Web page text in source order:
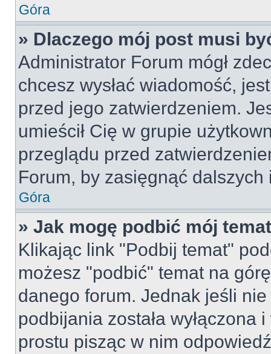
Góra
» Dlaczego mój post musi
Administrator Forum mógł
chcesz wysłać wiadomość,
przed jego zatwierdzeniem.
umieścił Cię w grupie
przeglądu przed
Forum, by zasięgnąć dalszych
Góra
» Jak mogę podbić mój
Klikając link "Podbij temat"
możesz "podbić" temat na
danego forum. Jednak jeśli
podbijania została
prostu pisząc w nim